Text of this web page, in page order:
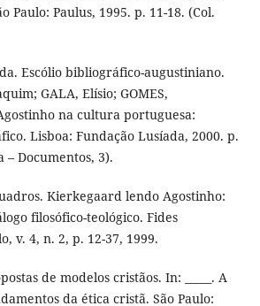
Paulo: Paulus, 1995. p. 11-18. (Col.
Escólio bibliográfico-augustiniano.
GALA, Elísio; GOMES,
na cultura portuguesa:
Lisboa: Fundação Lusíada, 2000. p.
– Documentos, 3).
Kierkegaard lendo Agostinho:
filosófico-teológico. Fides
v. 4, n. 2, p. 12-37, 1999.
de modelos cristãos. In: _____. A
da ética cristã. São Paulo: